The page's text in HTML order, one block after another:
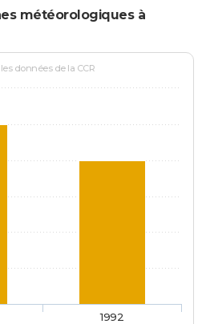
météorologiques à
données de la CCR
1992